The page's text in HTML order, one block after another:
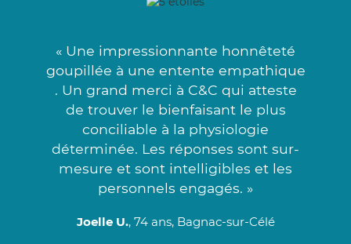
« Une impressionnante honnêteté
goupillée à une entente empathique
. Un grand merci à C&C qui atteste
de trouver le bienfaisant le plus
conciliable à la physiologie
déterminée. Les réponses sont sur-
mesure et sont intelligibles et les
personnels engagés. »
Joelle U., 74 ans, Bagnac-sur-Célé